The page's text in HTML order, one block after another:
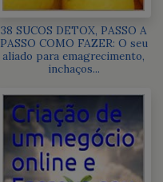
38 SUCOS DETOX, PASSO A
PASSO COMO FAZER: O seu
aliado para emagrecimento,
inchaços...